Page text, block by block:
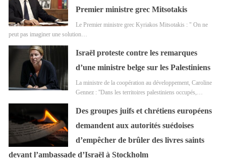
Premier ministre grec Mitsotakis
Le Premier ministre grec Kyriakos Mitsotakis : " On ne
peut pas imaginer une solution…
Israël proteste contre les remarques
d’une ministre belge sur les Palestiniens
La ministre de la coopération au développement, Caroline
Gennez : ''Dans les territoires palestiniens occupés,…
Des groupes juifs et chrétiens européens
demandent aux autorités suédoises
d’empêcher de brûler des livres saints
devant l’ambassade d’Israël à Stockholm